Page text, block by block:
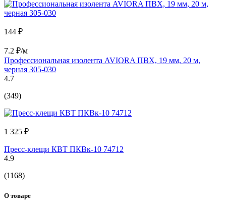
144 ₽
7.2 ₽/м
Профессиональная изолента AVIORA ПВХ, 19 мм, 20 м,
черная 305-030
4.7
(349)
1 325 ₽
Пресс-клещи КВТ ПКВк-10 74712
4.9
(1168)
О товаре